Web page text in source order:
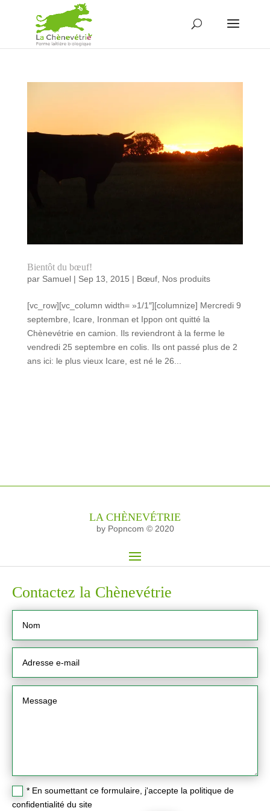
Bientôt du bœuf!
par Samuel| Sep 13, 2015 | Bœuf, Nos produits
[vc_row][vc_column width= »1/1″][columnize] Mercredi 9
septembre, Icare, Ironman et Ippon ont quitté la
Chènevétrie en camion. Ils reviendront à la ferme le
vendredi 25 septembre en colis. Ils ont passé plus de 2
ans ici: le plus vieux Icare, est né le 26...
LA CHÈNEVÉTRIE
by Popncom © 2020
Contactez la Chènevétrie
* En soumettant ce formulaire, j'accepte la politique de
confidentialité du site